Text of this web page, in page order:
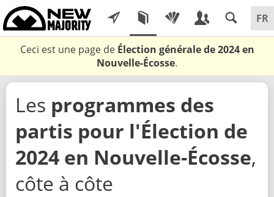
Ceci est une page de Élection générale de 2024 en
Nouvelle-Écosse.
Les programmes des
partis pour l'Élection de
2024 en Nouvelle-Écosse,
côte à côte